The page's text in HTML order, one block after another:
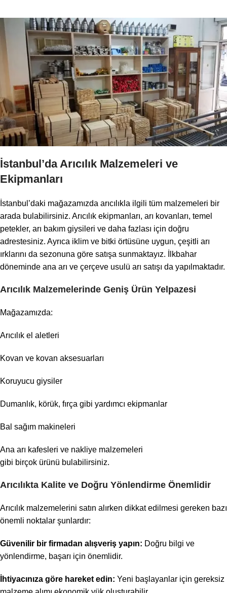
İstanbul’da Arıcılık Malzemeleri ve
Ekipmanları
İstanbul’daki mağazamızda arıcılıkla ilgili tüm malzemeleri bir
arada bulabilirsiniz. Arıcılık ekipmanları, arı kovanları, temel
petekler, arı bakım giysileri ve daha fazlası için doğru
adrestesiniz. Ayrıca iklim ve bitki örtüsüne uygun, çeşitli arı
ırklarını da sezonuna göre satışa sunmaktayız. İlkbahar
döneminde ana arı ve çerçeve usulü arı satışı da yapılmaktadır.
Arıcılık Malzemelerinde Geniş Ürün Yelpazesi
Mağazamızda:
Arıcılık el aletleri
Kovan ve kovan aksesuarları
Koruyucu giysiler
Dumanlık, körük, fırça gibi yardımcı ekipmanlar
Bal sağım makineleri
Ana arı kafesleri ve nakliye malzemeleri
gibi birçok ürünü bulabilirsiniz.
Arıcılıkta Kalite ve Doğru Yönlendirme Önemlidir
Arıcılık malzemelerini satın alırken dikkat edilmesi gereken bazı
önemli noktalar şunlardır:
Güvenilir bir firmadan alışveriş yapın: Doğru bilgi ve
yönlendirme, başarı için önemlidir.
İhtiyacınıza göre hareket edin: Yeni başlayanlar için gereksiz